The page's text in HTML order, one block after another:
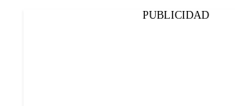
PUBLICIDAD